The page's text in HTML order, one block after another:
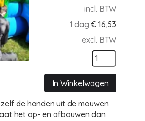
incl. BTW
1 dag € 16,53
excl. BTW
In Winkelwagen
zelf de handen uit de mouwen
het op- en afbouwen dan